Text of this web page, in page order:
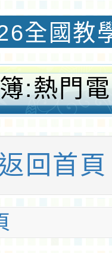
際認
:熱門
優質
回首頁